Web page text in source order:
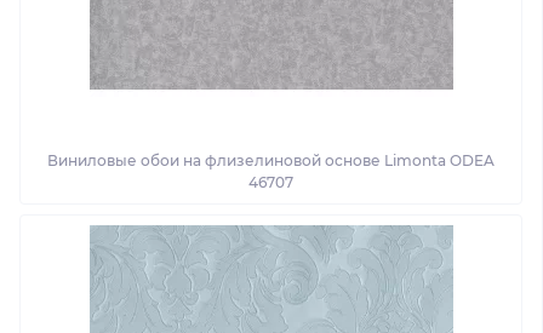
Виниловые обои на флизелиновой основе Limonta ODEA
46707